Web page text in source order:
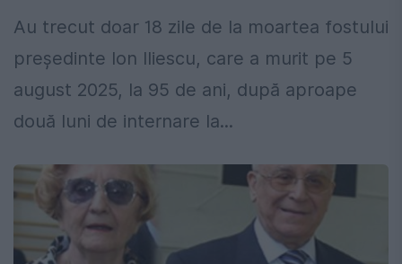
Au trecut doar 18 zile de la moartea fostului
președinte Ion Iliescu, care a murit pe 5
august 2025, la 95 de ani, după aproape
două luni de internare la...